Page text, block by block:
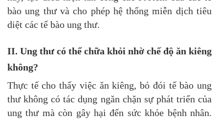
bào ung thư và cho phép hệ thống miễn dịch tiêu
diệt các tế bào ung thư.
II. Ung thư có thể chữa khỏi nhờ chế độ ăn kiêng
không?
Thực tế cho thấy việc ăn kiêng, bỏ đói tế bào ung
thư không có tác dụng ngăn chặn sự phát triển của
ung thư mà còn gây hại đến sức khỏe bệnh nhân.